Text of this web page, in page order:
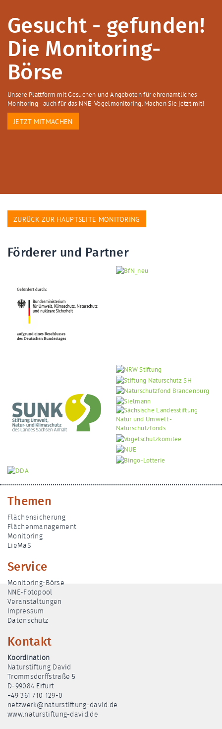
Gesucht - gefunden!
Die Monitoring-
Börse
Unsere Plattform mit Gesuchen und Angeboten für ehrenamtliches
Monitoring - auch für das NNE-Vogelmonitoring. Machen Sie jetzt mit!
JETZT MITMACHEN
ZURÜCK ZUR HAUPTSEITE MONITORING
Förderer und Partner
Themen
Flächensicherung
Flächenmanagement
Monitoring
LieMaS
Service
Monitoring-Börse
NNE-Fotopool
Veranstaltungen
Impressum
Datenschutz
Kontakt
Koordination
Naturstiftung David
Trommsdorffstraße 5
D-99084 Erfurt
+49 361 710 129-0
netzwerk@naturstiftung-david.de
www.naturstiftung-david.de